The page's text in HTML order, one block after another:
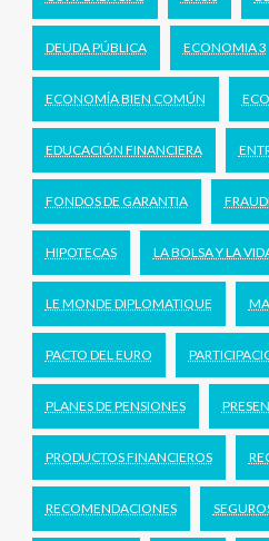
DEUDA PÚBLICA ECONOMIA 3
ECONOMÍA BIEN COMÚN
EDUCACIÓN FINANCIERA
FONDOS DE GARANTIA
HIPOTECAS LA BOLSA Y LA
LE MONDE DIPLOMATIQUE
PACTO DEL EURO
PLANES DE PENSIONES
PRODUCTOS FINANCIEROS
RECOMENDACIONES